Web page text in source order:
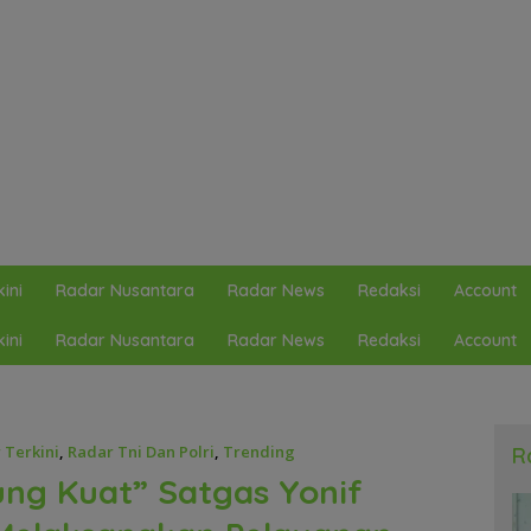
Radar Nusantara Radar News Redaksi Account
Radar Nusantara Radar News Redaksi Account
Terkini, Radar Tni Dan Polri, Trending
Kuat” Satgas Yonif